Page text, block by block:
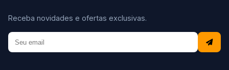
Receba novidades e ofertas exclusivas.